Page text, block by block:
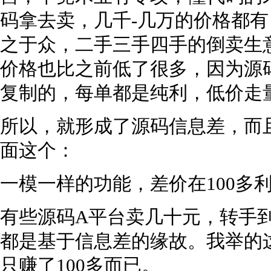
码拿去卖，几千-几万的价格都
之于众，二手三手四手的倒卖
价格也比之前低了很多，因为
复制的，每单都是纯利，低价走
所以，就形成了源码信息差，
面这个：
一模一样的功能，差价在100多
有些源码A平台卖几十元，转手
都是基于信息差的缘故。我举
只赚了100多而已。